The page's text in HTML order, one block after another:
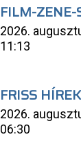
FILM-
2026.
11:13
FRISS HÍREK
2026.
06:30